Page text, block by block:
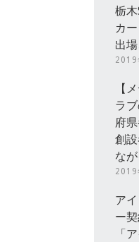
栃
カ
出
2019
【
ラ
府
創
なが
2019
ア
ー
「